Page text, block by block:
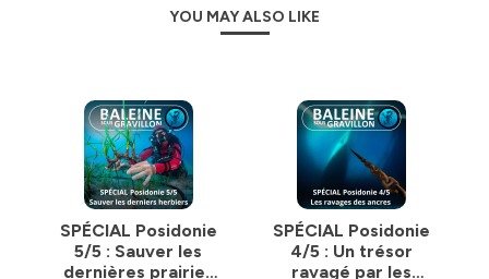
https://baleinesousgravillon.com/liens-2
Marc Mortelmans
06 52 49 13 71
contact@baleinesousgravillon.com
_______
Toutes les infos :
https://bit.ly/prez_ecosyst_BSG
YOU MAY ALSO LIKE
SPÉCIAL Posidonie
5/5 : Sauver les
dernières prairies
SPÉCIAL Posidonie
4/5 : Un trésor
ravagé par les